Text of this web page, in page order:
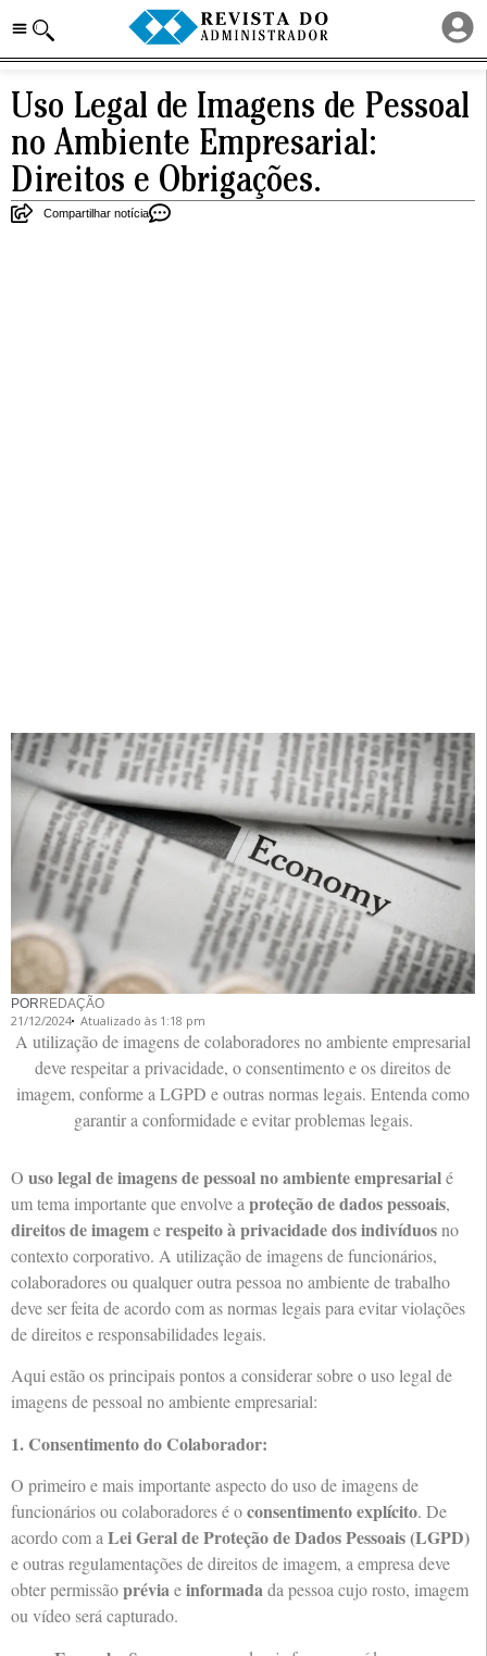
Uso Legal de Imagens de Pessoal
no Ambiente Empresarial:
Direitos e Obrigações.
Compartilhar notícia
POR REDAÇÃO
21/12/2024 Atualizado às 1:18 pm
A utilização de imagens de colaboradores no ambiente empresarial
deve respeitar a privacidade, o consentimento e os direitos de
imagem, conforme a LGPD e outras normas legais. Entenda como
garantir a conformidade e evitar problemas legais.
O uso legal de imagens de pessoal no ambiente empresarialé
um tema importante que envolve a proteção de dados pessoais,
direitos de imagemerespeito à privacidade dos indivíduosno
contexto corporativo. A utilização de imagens de funcionários,
colaboradores ou qualquer outra pessoa no ambiente de trabalho
deve ser feita de acordo com as normas legais para evitar violações
de direitos e responsabilidades legais.
Aqui estão os principais pontos a considerar sobre o uso legal de
imagens de pessoal no ambiente empresarial:
1. Consentimento do Colaborador:
O primeiro e mais importante aspecto do uso de imagens de
funcionários ou colaboradores é oconsentimento explícito. De
acordo com aLei Geral de Proteção de Dados Pessoais (LGPD)
e outras regulamentações de direitos de imagem, a empresa deve
obter permissãopréviaeinformadada pessoa cujo rosto, imagem
ou vídeo será capturado.